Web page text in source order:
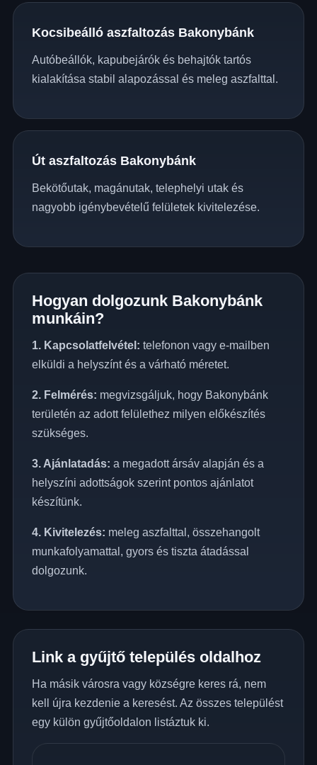
Kocsibeálló aszfaltozás Bakonybánk
Autóbeállók, kapubejárók és behajtók tartós
kialakítása stabil alapozással és meleg aszfalttal.
Út aszfaltozás Bakonybánk
Bekötőutak, magánutak, telephelyi utak és
nagyobb igénybevételű felületek kivitelezése.
Hogyan dolgozunk Bakonybánk
munkáin?
1. Kapcsolatfelvétel: telefonon vagy e-mailben
elküldi a helyszínt és a várható méretet.
2. Felmérés: megvizsgáljuk, hogy Bakonybánk
területén az adott felülethez milyen előkészítés
szükséges.
3. Ajánlatadás: a megadott ársáv alapján és a
helyszíni adottságok szerint pontos ajánlatot
készítünk.
4. Kivitelezés: meleg aszfalttal, összehangolt
munkafolyamattal, gyors és tiszta átadással
dolgozunk.
Link a gyűjtő település oldalhoz
Ha másik városra vagy községre keres rá, nem
kell újra kezdenie a keresést. Az összes települést
egy külön gyűjtőoldalon listáztuk ki.